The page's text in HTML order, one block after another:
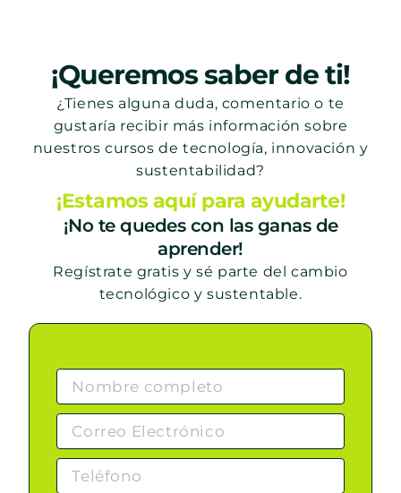
¡Queremos saber de ti!
¿Tienes alguna duda, comentario o te
gustaría recibir más información sobre
nuestros cursos de tecnología, innovación y
sustentabilidad?
¡Estamos aquí para ayudarte!
¡No te quedes con las ganas de
aprender!
Regístrate gratis y sé parte del cambio
tecnológico y sustentable.